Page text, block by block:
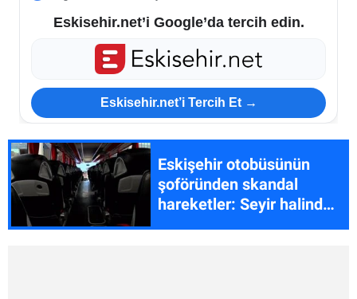
Eskisehir.net’i Google’da tercih edin.
Eskisehir.net’i Tercih Et →
Eskişehir otobüsünün
şoföründen skandal
hareketler: Seyir halinde